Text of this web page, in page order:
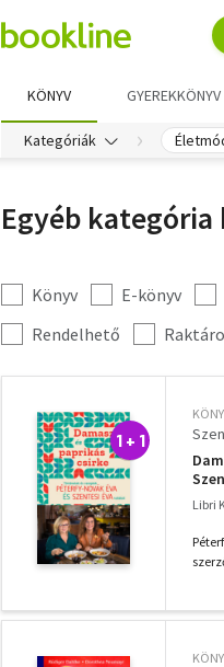
KÖNYV GYEREKKÖNYV
Kategóriák
Egyéb kategória
Kategória
szűrés
Könyv E-könyv
További
szűrők
Rendelhető
1 + 1
Libri